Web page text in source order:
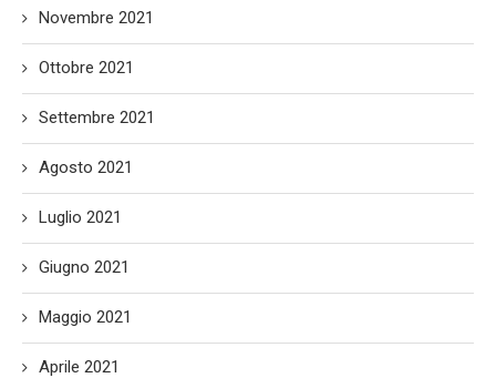
Novembre 2021
Ottobre 2021
Settembre 2021
Agosto 2021
Luglio 2021
Giugno 2021
Maggio 2021
Aprile 2021